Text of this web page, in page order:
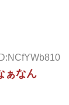
ぁなん